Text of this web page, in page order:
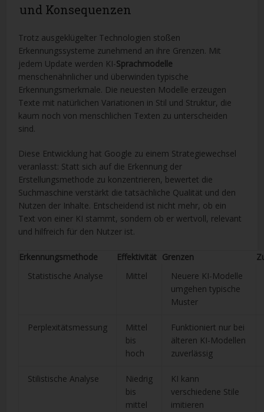
und Konsequenzen
Trotz ausgeklügelter Technologien stoßen
Erkennungssysteme zunehmend an ihre Grenzen. Mit
jedem Update werden KI-Sprachmodelle
menschenähnlicher und überwinden typische
Erkennungsmerkmale. Die neuesten Modelle erzeugen
Texte mit natürlichen Variationen in Stil und Struktur, die
kaum noch von menschlichen Texten zu unterscheiden
sind.
Diese Entwicklung hat Google zu einem Strategiewechsel
veranlasst: Statt sich auf die Erkennung der
Erstellungsmethode zu konzentrieren, bewertet die
Suchmaschine verstärkt die tatsächliche Qualität und den
Nutzen der Inhalte. Entscheidend ist nicht mehr, ob ein
Text von einer KI stammt, sondern ob er wertvoll, relevant
und hilfreich für den Nutzer ist.
Erkennungsmethode Effektivität Grenzen
Statistische Analyse
Mittel
Neuere KI-Modelle
umgehen typische
Muster
Perplexitätsmessung
Mittel
bis
hoch
Funktioniert nur bei
älteren KI-Modellen
zuverlässig
Stilistische Analyse
Niedrig
bis
mittel
KI kann
verschiedene Stile
imitieren